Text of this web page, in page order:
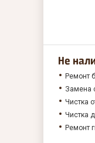
Не
Ремонт
Замена
Чистка
Чистка
Ремонт